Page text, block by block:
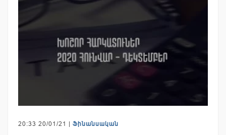
20:33 20/01/21 | Ֆինանսական